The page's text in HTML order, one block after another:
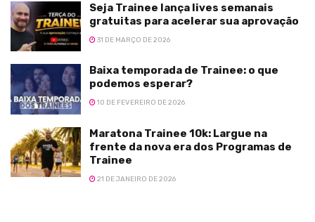
Seja Trainee lança lives semanais
gratuitas para acelerar sua aprovação
31 DE MARÇO DE 2026
Baixa temporada de Trainee: o que
podemos esperar?
10 DE FEVEREIRO DE 2026
Maratona Trainee 10k: Largue na
frente da nova era dos Programas de
Trainee
21 DE JANEIRO DE 2026